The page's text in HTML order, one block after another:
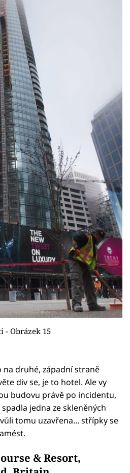
- Obrázek 15
na druhé, západní straně
div se, je to hotel. Ale vy
budovu právě po incidentu,
jedna ze skleněných
tomu uzavřena... střípky se
& Resort,